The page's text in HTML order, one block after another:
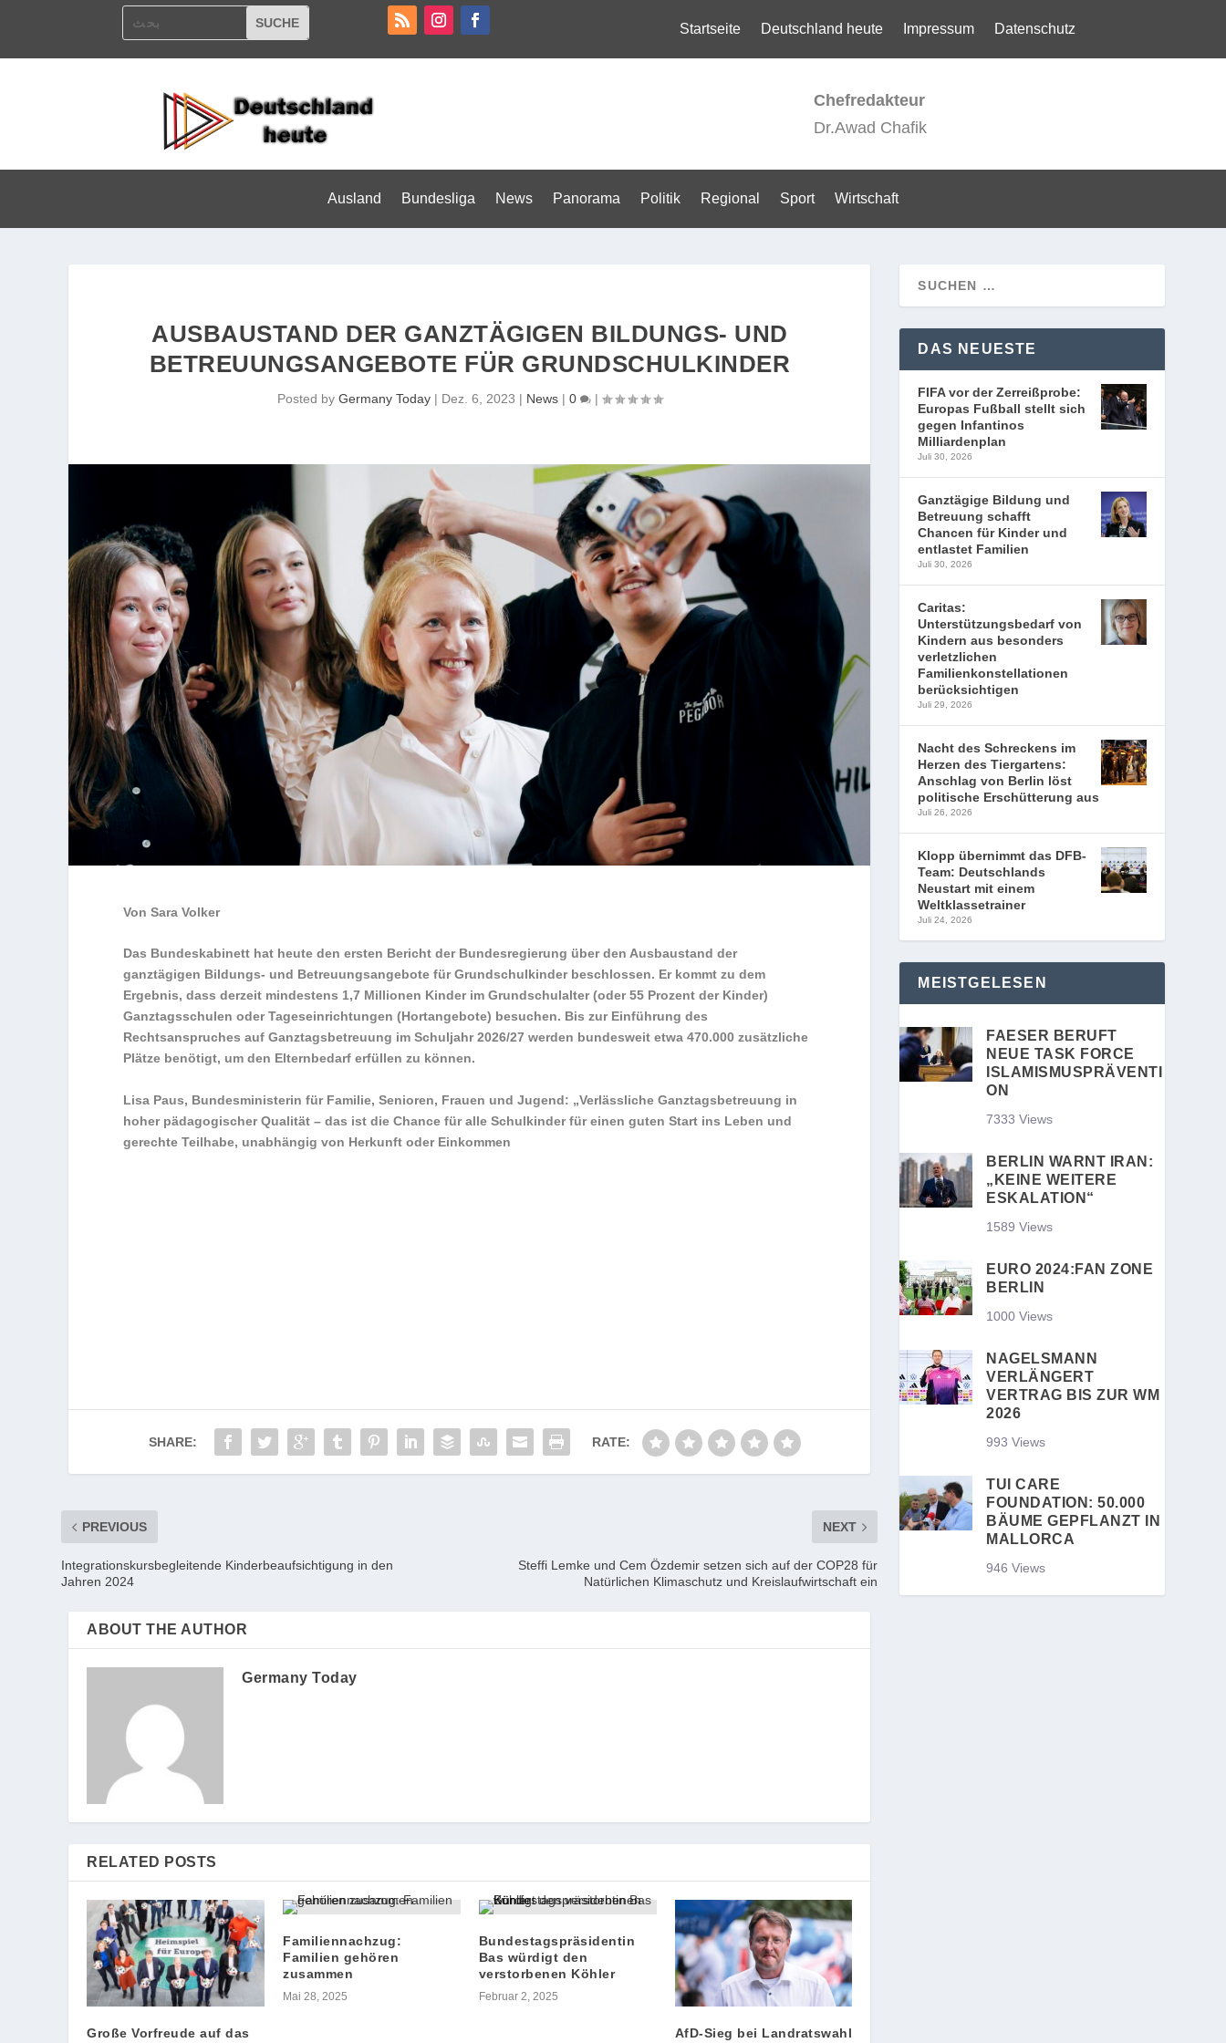
Startseite Deutschland heute Impressum Datenschutz
Chefredakteur
Dr.Awad Chafik
Ausland Bundesliga News Panorama Politik Regional Sport Wirtschaft
AUSBAUSTAND DER GANZTÄGIGEN BILDUNGS- UND
BETREUUNGSANGEBOTE FÜR GRUNDSCHULKINDER
Posted by Germany Today| Dez. 6, 2023 | News| 0 |
Von Sara Volker
Das Bundeskabinett hat heute den ersten Bericht der Bundesregierung über den Ausbaustand der
ganztägigen Bildungs- und Betreuungsangebote für Grundschulkinder beschlossen. Er kommt zu dem
Ergebnis, dass derzeit mindestens 1,7 Millionen Kinder im Grundschulalter (oder 55 Prozent der Kinder)
Ganztagsschulen oder Tageseinrichtungen (Hortangebote) besuchen. Bis zur Einführung des
Rechtsanspruches auf Ganztagsbetreuung im Schuljahr 2026/27 werden bundesweit etwa 470.000 zusätzliche
Plätze benötigt, um den Elternbedarf erfüllen zu können.
Lisa Paus, Bundesministerin für Familie, Senioren, Frauen und Jugend: „Verlässliche Ganztagsbetreuung in
hoher pädagogischer Qualität – das ist die Chance für alle Schulkinder für einen guten Start ins Leben und
gerechte Teilhabe, unabhängig von Herkunft oder Einkommen
SHARE: RATE:
PREVIOUS
Integrationskursbegleitende Kinderbeaufsichtigung in den
Jahren 2024
NEXT
Steffi Lemke und Cem Özdemir setzen sich auf der COP28 für
Natürlichen Klimaschutz und Kreislaufwirtschaft ein
ABOUT THE AUTHOR
Germany Today
RELATED POSTS
Große Vorfreude auf das
Familiennachzug:
Familien gehören
zusammen
Mai 28, 2025
Bundestagspräsidentin
Bas würdigt den
verstorbenen Köhler
Februar 2, 2025
AfD-Sieg bei Landratswahl
DAS NEUESTE
FIFA vor der Zerreißprobe:
Europas Fußball stellt sich
gegen Infantinos
Milliardenplan
Juli 30, 2026
Ganztägige Bildung und
Betreuung schafft
Chancen für Kinder und
entlastet Familien
Juli 30, 2026
Caritas:
Unterstützungsbedarf von
Kindern aus besonders
verletzlichen
Familienkonstellationen
berücksichtigen
Juli 29, 2026
Nacht des Schreckens im
Herzen des Tiergartens:
Anschlag von Berlin löst
politische Erschütterung aus
Juli 26, 2026
Klopp übernimmt das DFB-
Team: Deutschlands
Neustart mit einem
Weltklassetrainer
Juli 24, 2026
MEISTGELESEN
FAESER BERUFT
NEUE TASK FORCE
ISLAMISMUSPRÄVENTI
ON
7333 Views
BERLIN WARNT IRAN:
„KEINE WEITERE
ESKALATION“
1589 Views
EURO 2024:FAN ZONE
BERLIN
1000 Views
NAGELSMANN
VERLÄNGERT
VERTRAG BIS ZUR WM
2026
993 Views
TUI CARE
FOUNDATION: 50.000
BÄUME GEPFLANZT IN
MALLORCA
946 Views